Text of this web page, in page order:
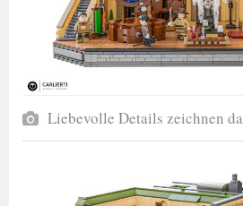
Liebevolle Details zeichnen